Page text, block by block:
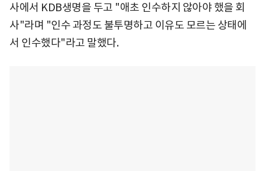
사에서 KDB생명을 두고 "애초 인수하지 않아야 했을 회
사"라며 "인수 과정도 불투명하고 이유도 모르는 상태에
서 인수했다"라고 말했다.